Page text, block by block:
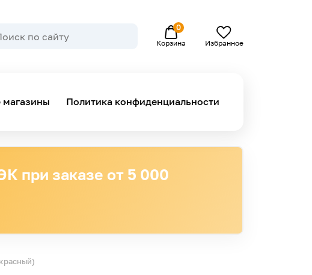
0
Корзина Избранное
Политика конфиденциальности
при заказе от 5 000